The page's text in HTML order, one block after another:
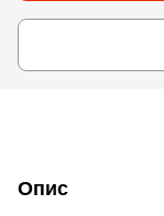
Опис